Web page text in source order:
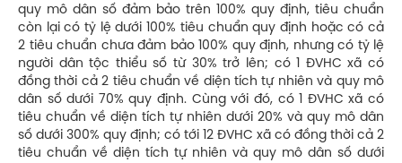
quy mô dân số đảm bảo trên 100% quy định, tiêu chuẩn
còn lại có tỷ lệ dưới 100% tiêu chuẩn quy định hoặc có cả
2 tiêu chuẩn chưa đảm bảo 100% quy định, nhưng có tỷ lệ
người dân tộc thiểu số từ 30% trở lên; có 1 ĐVHC xã có
đồng thời cả 2 tiêu chuẩn về diện tích tự nhiên và quy mô
dân số dưới 70% quy định. Cùng với đó, có 1 ĐVHC xã có
tiêu chuẩn về diện tích tự nhiên dưới 20% và quy mô dân
số dưới 300% quy định; có tới 12 ĐVHC xã có đồng thời cả 2
tiêu chuẩn về diện tích tự nhiên và quy mô dân số dưới